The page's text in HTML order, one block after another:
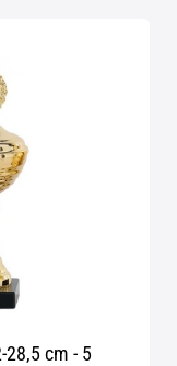
28,5 cm - 5